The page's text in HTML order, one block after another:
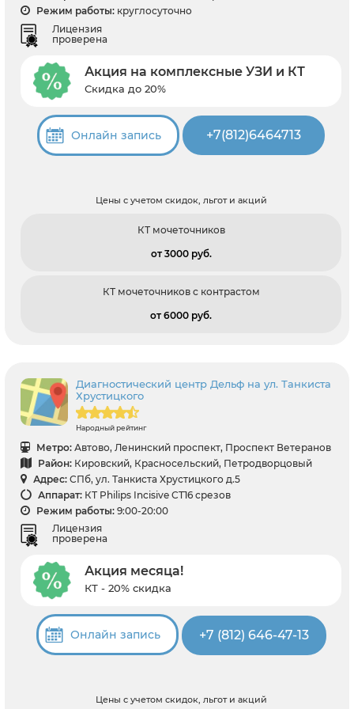
Режим работы: круглосуточно
Лицензия
проверена
Акция на комплексные УЗИ и КТ
Скидка до 20%
Онлайн запись +7(812)6464713
Цены с учетом скидок, льгот и акций
КТ мочеточников
от 3000 pуб.
КТ мочеточников с контрастом
от 6000 pуб.
Диагностический центр Дельф на ул. Танкиста
Хрустицкого
Народный рейтинг
Метро: Автово, Ленинский проспект, Проспект Ветеранов
Район: Кировский, Красносельский, Петродворцовый
Адрес: СПб, ул. Танкиста Хрустицкого д.5
Аппарат: КТ Philips Incisive CT16 срезов
Режим работы: 9:00-20:00
Лицензия
проверена
Акция месяца!
КТ - 20% скидка
Онлайн запись +7 (812) 646-47-13
Цены с учетом скидок, льгот и акций